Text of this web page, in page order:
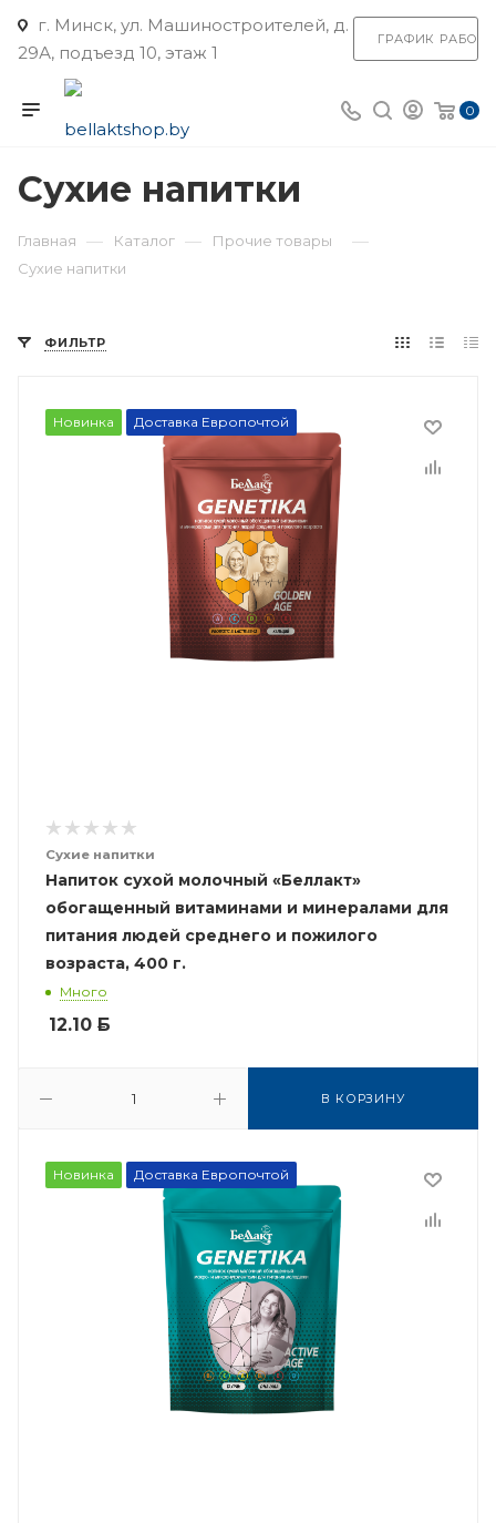
г. Минск, ул. Машиностроителей, д.
29А, подъезд 10, этаж 1
ГРАФИК
0
Сухие напитки
Главная — Каталог — Прочие товары —
Сухие напитки
ФИЛЬТР
Новинка Доставка Европочтой
Сухие напитки
Напиток сухой молочный «Беллакт»
обогащенный витаминами и минералами для
питания людей среднего и пожилого
возраста, 400 г.
Много
12.10 Б
В КОРЗИНУ
Новинка Доставка Европочтой